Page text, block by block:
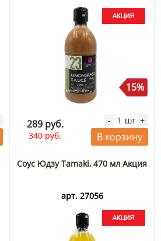
15%
289 руб.
340 руб.
- шт +
В корзину
Соус Юдзу Tamaki, 470 мл Акция
арт. 27056